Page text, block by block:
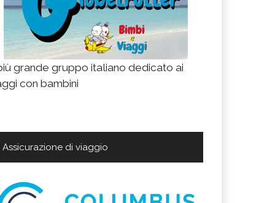
grande gruppo italiano dedicato ai
con bambini
Assicurazione di viaggio